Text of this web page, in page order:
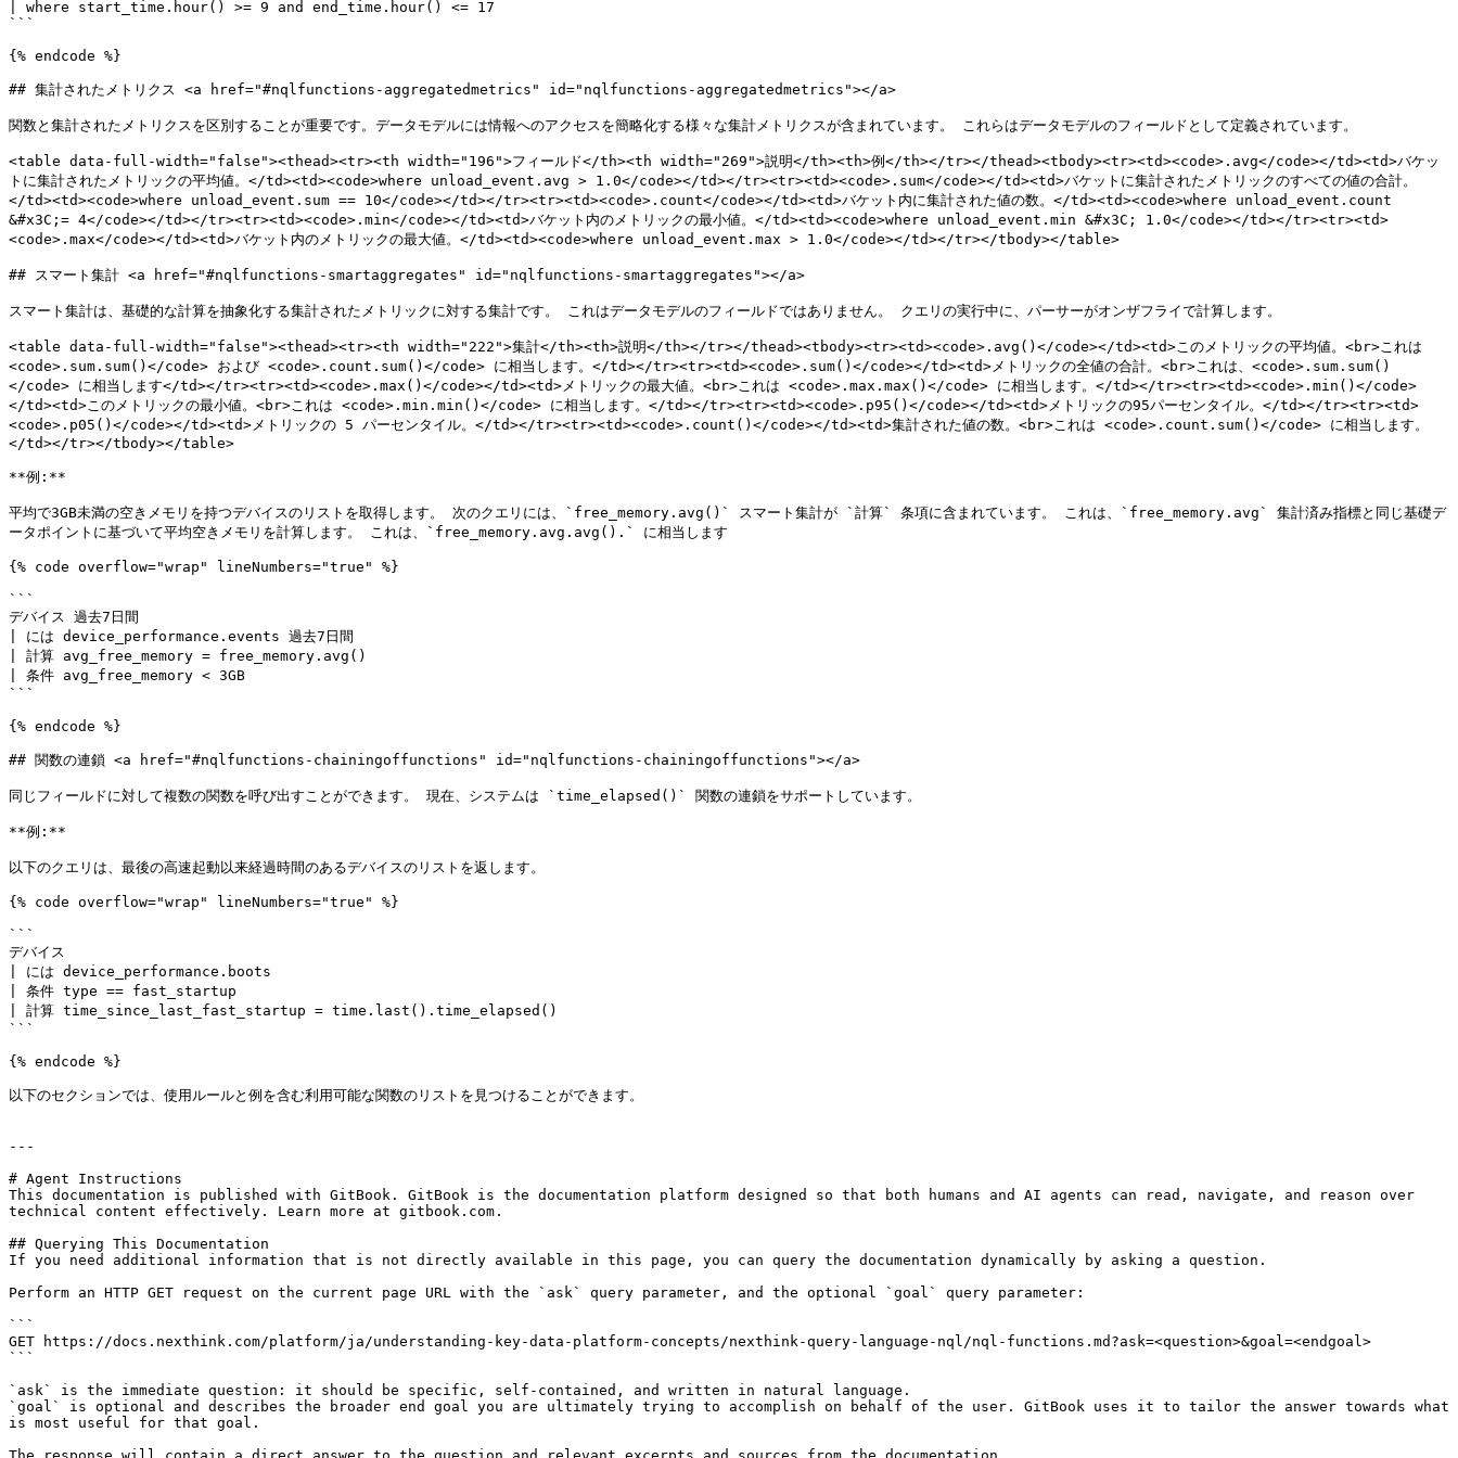
| where start_time.hour() >= 9 and end_time.hour() <= 17
```
{% endcode %}
## 集計されたメトリクス <a href="#nqlfunctions-aggregatedmetrics" id="nqlfunctions-aggregatedmetrics"></a>
関数と集計されたメトリクスを区別することが重要です。データモデルには情報へのアクセスを簡略化する様々な集計メトリクスが含まれています。 これらはデータモデルのフィールドとして定義されています。
<table data-full-width="false"><thead><tr><th width="196">フィールド</th><th width="269">説明</th><th>例</th></tr></thead><tbody><tr><td><code>.avg</code></td><td>バケッ
トに集計されたメトリックの平均値。</td><td><code>where unload_event.avg > 1.0</code></td></tr><tr><td><code>.sum</code></td><td>バケットに集計されたメトリックのすべての値の合計。
</td><td><code>where unload_event.sum == 10</code></td></tr><tr><td><code>.count</code></td><td>バケット内に集計された値の数。</td><td><code>where unload_event.count
&#x3C;= 4</code></td></tr><tr><td><code>.min</code></td><td>バケット内のメトリックの最小値。</td><td><code>where unload_event.min &#x3C; 1.0</code></td></tr><tr><td>
<code>.max</code></td><td>バケット内のメトリックの最大値。</td><td><code>where unload_event.max > 1.0</code></td></tr></tbody></table>
## スマート集計 <a href="#nqlfunctions-smartaggregates" id="nqlfunctions-smartaggregates"></a>
スマート集計は、基礎的な計算を抽象化する集計されたメトリックに対する集計です。 これはデータモデルのフィールドではありません。 クエリの実行中に、パーサーがオンザフライで計算します。
<table data-full-width="false"><thead><tr><th width="222">集計</th><th>説明</th></tr></thead><tbody><tr><td><code>.avg()</code></td><td>このメトリックの平均値。<br>これは
<code>.sum.sum()</code> および <code>.count.sum()</code> に相当します。</td></tr><tr><td><code>.sum()</code></td><td>メトリックの全値の合計。<br>これは、<code>.sum.sum()
</code> に相当します</td></tr><tr><td><code>.max()</code></td><td>メトリックの最大値。<br>これは <code>.max.max()</code> に相当します。</td></tr><tr><td><code>.min()</code>
</td><td>このメトリックの最小値。<br>これは <code>.min.min()</code> に相当します。</td></tr><tr><td><code>.p95()</code></td><td>メトリックの95パーセンタイル。</td></tr><tr><td>
<code>.p05()</code></td><td>メトリックの 5 パーセンタイル。</td></tr><tr><td><code>.count()</code></td><td>集計された値の数。<br>これは <code>.count.sum()</code> に相当します。
</td></tr></tbody></table>
**例:**
平均で3GB未満の空きメモリを持つデバイスのリストを取得します。 次のクエリには、`free_memory.avg()` スマート集計が `計算` 条項に含まれています。 これは、`free_memory.avg` 集計済み指標と同じ基礎デ
ータポイントに基づいて平均空きメモリを計算します。 これは、`free_memory.avg.avg().` に相当します
{% code overflow="wrap" lineNumbers="true" %}
```
デバイス 過去7日間
| には device_performance.events 過去7日間
| 計算 avg_free_memory = free_memory.avg()
| 条件 avg_free_memory < 3GB
```
{% endcode %}
## 関数の連鎖 <a href="#nqlfunctions-chainingoffunctions" id="nqlfunctions-chainingoffunctions"></a>
同じフィールドに対して複数の関数を呼び出すことができます。 現在、システムは `time_elapsed()` 関数の連鎖をサポートしています。
**例:**
以下のクエリは、最後の高速起動以来経過時間のあるデバイスのリストを返します。
{% code overflow="wrap" lineNumbers="true" %}
```
デバイス
| には device_performance.boots
| 条件 type == fast_startup
| 計算 time_since_last_fast_startup = time.last().time_elapsed()
```
{% endcode %}
以下のセクションでは、使用ルールと例を含む利用可能な関数のリストを見つけることができます。
---
# Agent Instructions
This documentation is published with GitBook. GitBook is the documentation platform designed so that both humans and AI agents can read, navigate, and reason over
technical content effectively. Learn more at gitbook.com.
## Querying This Documentation
If you need additional information that is not directly available in this page, you can query the documentation dynamically by asking a question.
Perform an HTTP GET request on the current page URL with the `ask` query parameter, and the optional `goal` query parameter:
```
GET https://docs.nexthink.com/platform/ja/understanding-key-data-platform-concepts/nexthink-query-language-nql/nql-functions.md?ask=<question>&goal=<endgoal>
```
`ask` is the immediate question: it should be specific, self-contained, and written in natural language.
`goal` is optional and describes the broader end goal you are ultimately trying to accomplish on behalf of the user. GitBook uses it to tailor the answer towards what
is most useful for that goal.